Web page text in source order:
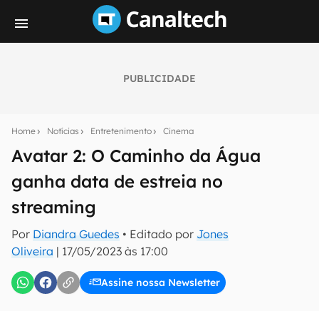
PUBLICIDADE
Home Notícias Entretenimento Cinema
Avatar 2: O Caminho da Água
ganha data de estreia no
streaming
Por Diandra Guedes • Editado por Jones
Oliveira | 17/05/2023 às 17:00
Assine nossa Newsletter
notícias e reviews sobre tecnologia em primeira
mão.
E-mail
inscreva-se
Confirmo que li, aceito e concordo com os Termos de
Uso e Política de Privacidade do Canaltech.